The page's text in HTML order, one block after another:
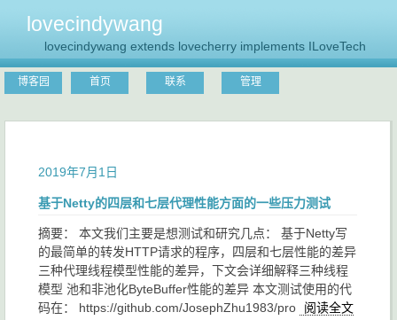
lovecindywang
lovecindywang extends lovecherry implements ILoveTech
博客园 首页 联系 管理
2019年7月1日
基于Netty的四层和七层代理性能方面的一些压力测试
摘要： 本文我们主要是想测试和研究几点： 基于Netty写
的最简单的转发HTTP请求的程序，四层和七层性能的差异
三种代理线程模型性能的差异，下文会详细解释三种线程
模型 池和非池化ByteBuffer性能的差异 本文测试使用的代
码在： https://github.com/JosephZhu1983/pro
阅读全文